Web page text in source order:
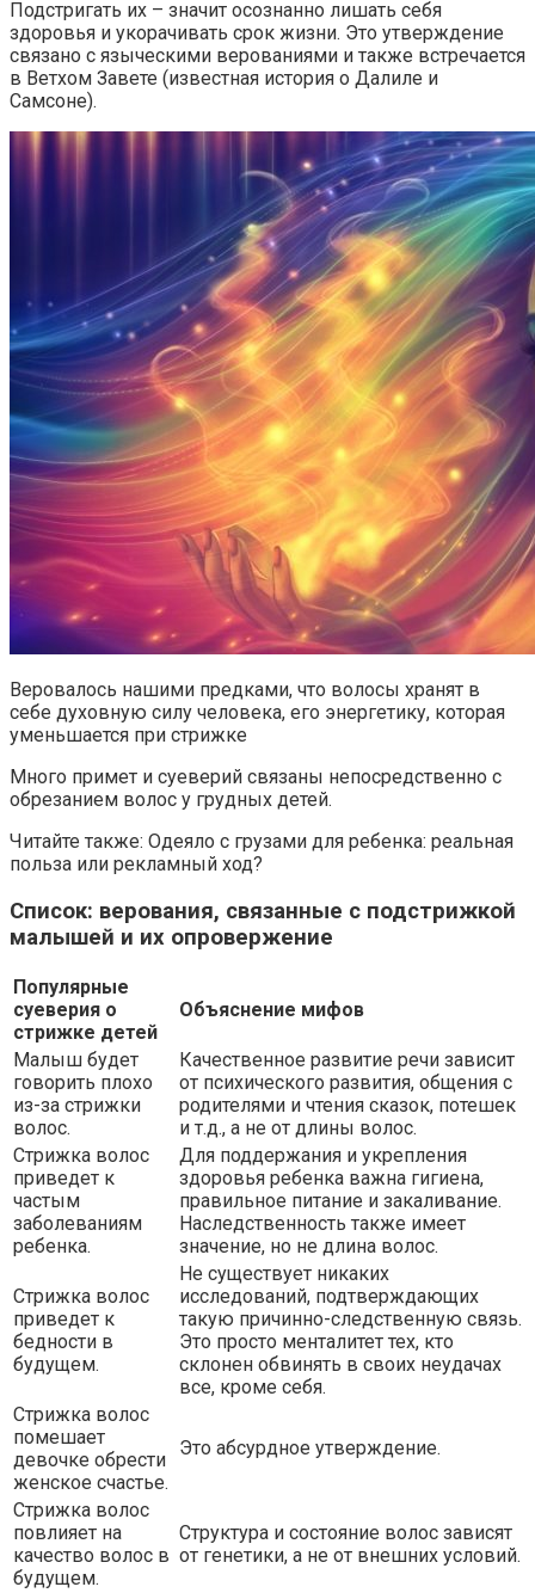
Подстригать их – значит осознанно лишать себя
здоровья и укорачивать срок жизни. Это утверждение
связано с языческими верованиями и также встречается
в Ветхом Завете (известная история о Далиле и
Самсоне).
Веровалось нашими предками, что волосы хранят в
себе духовную силу человека, его энергетику, которая
уменьшается при стрижке
Много примет и суеверий связаны непосредственно с
обрезанием волос у грудных детей.
Читайте также: Одеяло с грузами для ребенка: реальная
польза или рекламный ход?
Список: верования, связанные с подстрижкой
малышей и их опровержение
Популярные
суеверия о
стрижке детей
Объяснение мифов
Малыш будет
говорить плохо
из-за стрижки
волос.
Качественное развитие речи зависит
от психического развития, общения с
родителями и чтения сказок, потешек
и т.д., а не от длины волос.
Стрижка волос
приведет к
частым
заболеваниям
ребенка.
Для поддержания и укрепления
здоровья ребенка важна гигиена,
правильное питание и закаливание.
Наследственность также имеет
значение, но не длина волос.
Стрижка волос
приведет к
бедности в
будущем.
Не существует никаких
исследований, подтверждающих
такую причинно-следственную связь.
Это просто менталитет тех, кто
склонен обвинять в своих неудачах
все, кроме себя.
Стрижка волос
помешает
девочке обрести
женское счастье.
Это абсурдное утверждение.
Стрижка волос
повлияет на
качество волос в
будущем.
Структура и состояние волос зависят
от генетики, а не от внешних условий.